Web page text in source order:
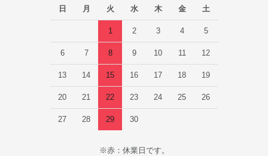
日
月 火 水 木 金 土
1 2 3 4 5
6 7 8 9 10 11 12
13 14 15 16 17 18 19
20 21 22 23 24 25 26
27 28 29 30
※赤：休業日です。